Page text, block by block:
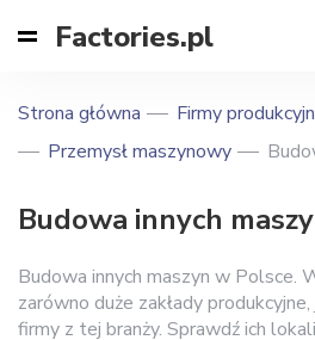
Factories.pl
Strona główna
Firmy
Przemysł maszynowy
Budowa innych
Budowa innych maszyn w Polsce.
zarówno duże zakłady
firmy z tej branży. Sprawdź ich